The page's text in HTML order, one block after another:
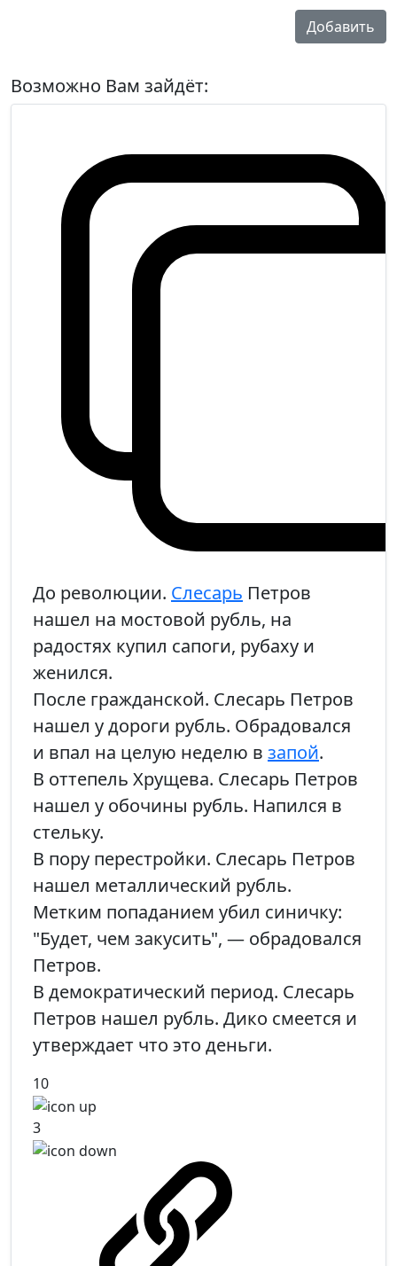
Добавить
Возможно Вам зайдёт:
До революции. Слесарь Петров
нашел на мостовой рубль, на
радостях купил сапоги, рубаху и
женился.
После гражданской. Слесарь Петров
нашел у дороги рубль. Обрадовался
и впал на целую неделю в запой.
В оттепель Хрущева. Слесарь Петров
нашел у обочины рубль. Напился в
стельку.
В пору перестройки. Слесарь Петров
нашел металлический рубль.
Метким попаданием убил синичку:
"Будет, чем закусить", — обрадовался
Петров.
В демократический период. Слесарь
Петров нашел рубль. Дико смеется и
утверждает что это деньги.
10
3